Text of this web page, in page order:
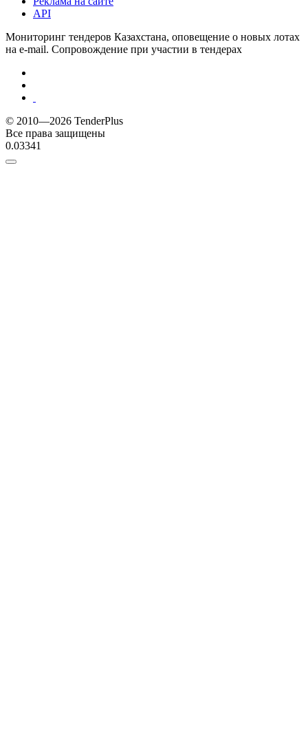
API
Мониторинг тендеров Казахстана, оповещение о новых лотах
на e-mail. Сопровождение при участии в тендерах
© 2010—2026 TenderPlus
Все права защищены
0.03341